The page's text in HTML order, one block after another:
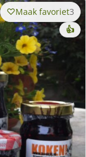
Maak favoriet3
👍